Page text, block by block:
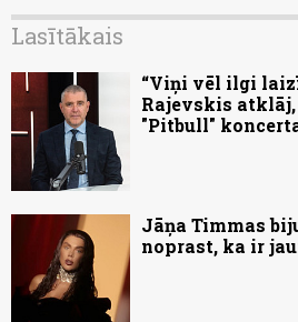
Lasītākais
“Viņi vēl ilgi
Rajevskis
"Pitbull"
Jāņa Timmas
noprast, ka ir